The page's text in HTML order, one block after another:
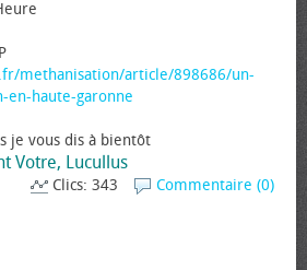
methanisation/article/898686/un-
en-haute-garonne
je vous dis à bientôt
Votre, Lucullus
Commentaire (0)
Clics: 343